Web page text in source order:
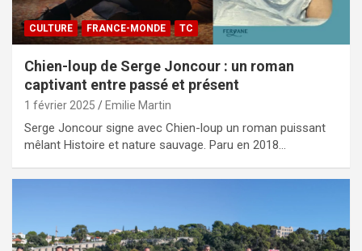
CULTURE FRANCE-MONDE TC
Chien-loup de Serge Joncour : un roman
captivant entre passé et présent
1 février 2025 Emilie Martin
Serge Joncour signe avec Chien-loup un roman puissant
mêlant Histoire et nature sauvage. Paru en 2018…